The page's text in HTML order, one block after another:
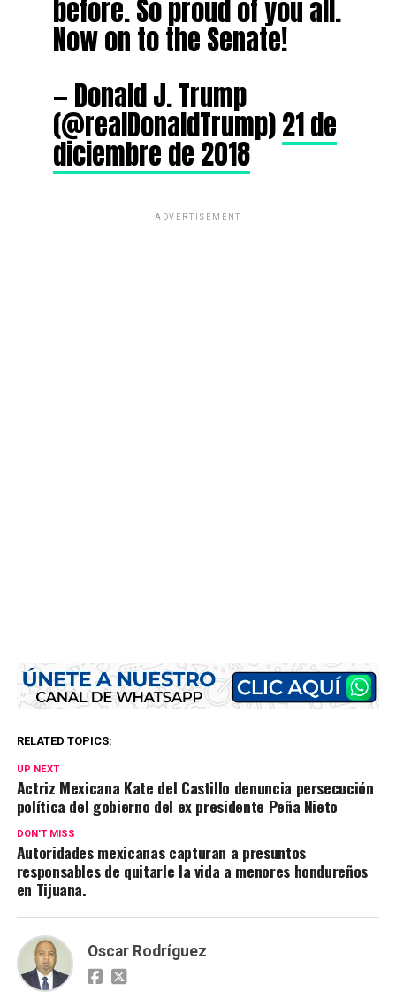
before. So proud of you all.
Now on to the Senate!
— Donald J. Trump
(@realDonaldTrump)21 de
diciembre de 2018
ADVERTISEMENT
RELATED TOPICS:
UP NEXT
Actriz Mexicana Kate del Castillo denuncia persecución
política del gobierno del ex presidente Peña Nieto
DON'T MISS
Autoridades mexicanas capturan a presuntos
responsables de quitarle la vida a menores hondureños
en Tijuana.
Oscar Rodríguez